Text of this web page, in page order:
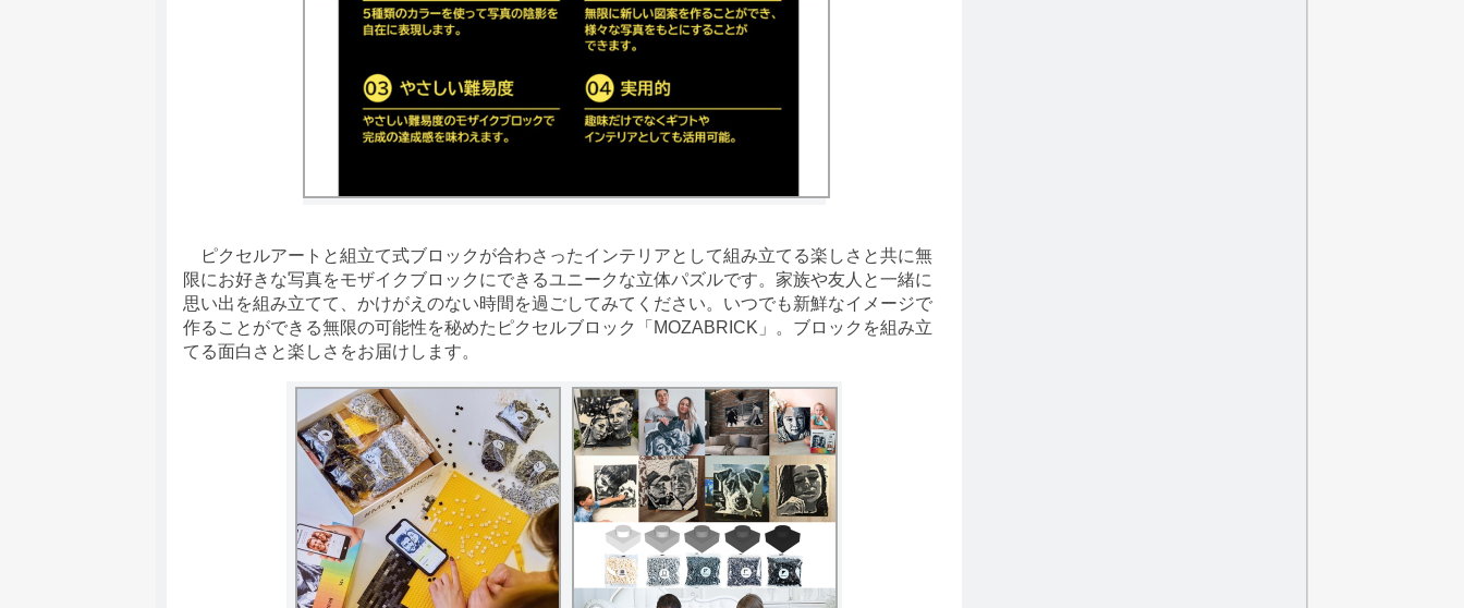
ピクセルアートと組立て式ブロックが合わさったインテリアとして組み立てる楽しさと共に無
限にお好きな写真をモザイクブロックにできるユニークな立体パズルです。家族や友人と一緒に
思い出を組み立てて、かけがえのない時間を過ごしてみてください。いつでも新鮮なイメージで
作ることができる無限の可能性を秘めたピクセルブロック「MOZABRICK」。ブロックを組み立
てる面白さと楽しさをお届けします。